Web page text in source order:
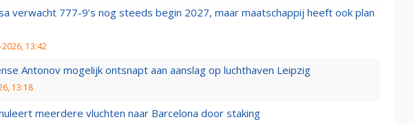
verwacht 777-9’s nog steeds begin 2027, maar maatschappij heeft ook plan
2026, 13:42
Antonov mogelijk ontsnapt aan aanslag op luchthaven Leipzig
13:18
meerdere vluchten naar Barcelona door staking